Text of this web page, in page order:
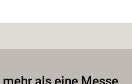
als eine Messe